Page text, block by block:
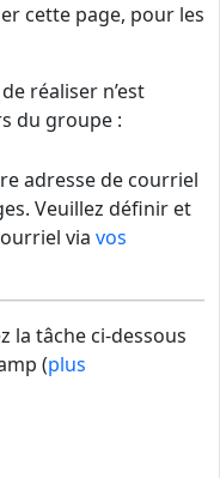
cette page, pour les
réaliser n’est
du groupe :
adresse de courriel
Veuillez définir et
via vos
la tâche ci-dessous
(plus